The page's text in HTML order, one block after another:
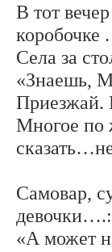
В тот
коробочке
Села за
«Знаешь,
Приезжай.
Многое по
Самовар,
девочки….:
«А может